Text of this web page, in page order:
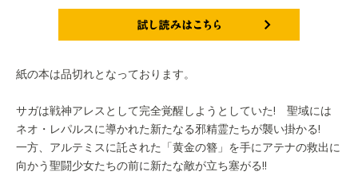
紙の本は品切れとなっております。
サガは戦神アレスとして完全覚醒しようとしていた! 聖域には
ネオ・レパルスに導かれた新たなる邪精霊たちが襲い掛かる!
一方、アルテミスに託された「黄金の簪」を手にアテナの救出に
向かう聖闘少女たちの前に新たな敵が立ち塞がる!!